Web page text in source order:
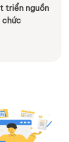
triển nguồn
chức